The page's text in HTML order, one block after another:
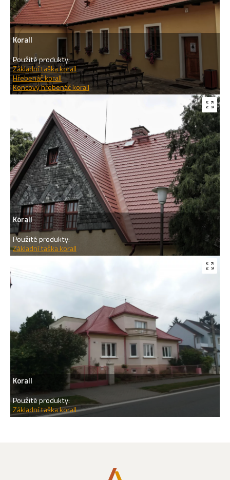
Korall
Použité produkty:
Základní taška korall
Hřebenáč korall
Koncový hřebenáč korall
Korall
Použité produkty:
Základní taška korall
Korall
Použité produkty:
Základní taška korall